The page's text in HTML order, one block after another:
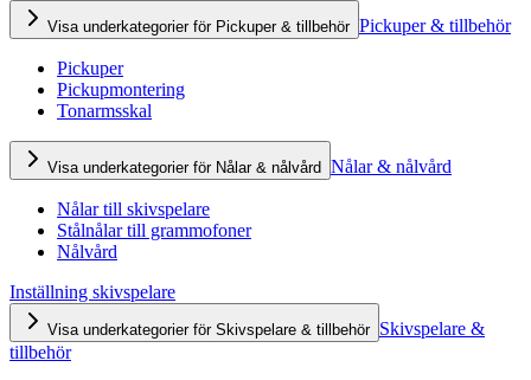
Visa underkategorier för Pickuper & tillbehör Pickuper & tillbehör
Pickuper
Pickupmontering
Tonarmsskal
Visa underkategorier för Nålar & nålvård Nålar & nålvård
Nålar till skivspelare
Stålnålar till grammofoner
Nålvård
Inställning skivspelare
Visa underkategorier för Skivspelare & tillbehör Skivspelare &
tillbehör